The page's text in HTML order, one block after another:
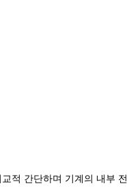
적 간단하며 기계의 내부 전